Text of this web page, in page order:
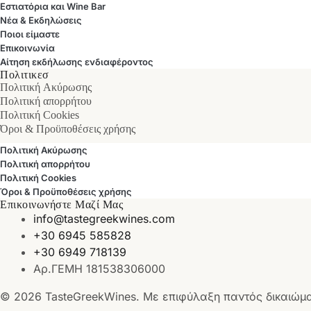
Εστιατόρια και Wine Bar
Νέα & Εκδηλώσεις
Ποιοι είμαστε
Επικοινωνία
Αίτηση εκδήλωσης ενδιαφέροντος
Πολιτικεσ
Πολιτική Ακύρωσης
Πολιτική απορρήτου
Πολιτική Cookies
Όροι & Προϋποθέσεις χρήσης
Πολιτική Ακύρωσης
Πολιτική απορρήτου
Πολιτική Cookies
Όροι & Προϋποθέσεις χρήσης
Επικοινωνήστε Μαζί Μας
info@tastegreekwines.com
+30 6945 585828
+30 6949 718139
Αρ.ΓΕΜΗ 181538306000
© 2026 TasteGreekWines. Με επιφύλαξη παντός